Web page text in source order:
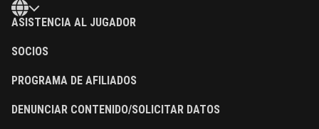
ASISTENCIA AL JUGADOR
SOCIOS
PROGRAMA DE AFILIADOS
DENUNCIAR CONTENIDO/SOLICITAR DATOS